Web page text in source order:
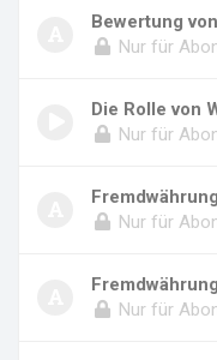
Nur für
Die Rolle von
Nur für
Nur für
Nur für